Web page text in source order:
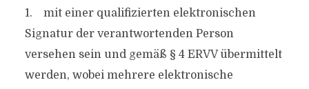
1. mit einer qualifizierten elektronischen
Signatur der verantwortenden Person
versehen sein und gemäß § 4 ERVV übermittelt
werden, wobei mehrere elektronische